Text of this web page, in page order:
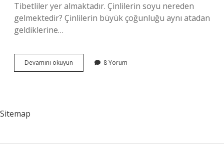
Tibetliler yer almaktadır. Çinlilerin soyu nereden
gelmektedir? Çinlilerin büyük çoğunluğu aynı atadan
geldiklerine…
Devamını okuyun
Hangi
8 Yorum
Sitemap